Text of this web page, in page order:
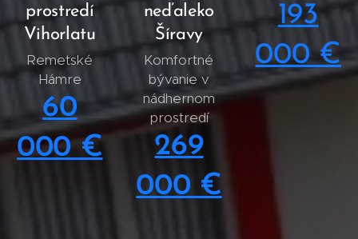
prostredí
Vihorlatu
Remetské
Hámre
60
000 €
neďaleko
Šíravy
Komfortné
bývanie v
nádhernom
prostredí
269
000 €
193
000 €